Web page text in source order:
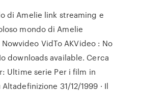
di Amelie link streaming e
mondo di Amelie
VidTo AKVideo : No
downloads available. Cerca
Ultime serie Per i film in
31/12/1999 · Il